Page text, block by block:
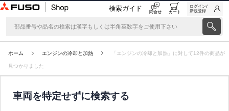
検索ガイド 問合せ カート
ログイン/
新規登録
ホーム エンジンの冷却と加熱 「エンジンの冷却と加熱」に対して12件の商品が
見つかりました
車両を特定せずに検索する